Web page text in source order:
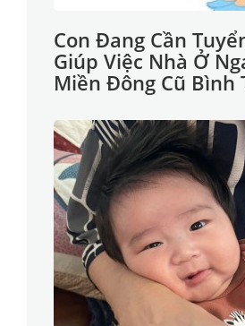
Con Đang Cần
Giúp Việc Nhà Ở
Miền Đông Cũ Bình